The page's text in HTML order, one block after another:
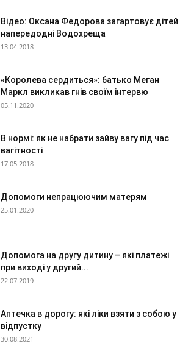
Відео: Оксана Федорова загартовує дітей
напередодні Водохреща
13.04.2018
«Королева сердиться»: батько Меган
Маркл викликав гнів своїм інтервю
05.11.2020
В нормі: як не набрати зайву вагу під час
вагітності
17.05.2018
Допомоги непрацюючим матерям
25.01.2020
Допомога на другу дитину – які платежі
при виході у другий...
22.07.2019
Аптечка в дорогу: які ліки взяти з собою у
відпустку
30.08.2021